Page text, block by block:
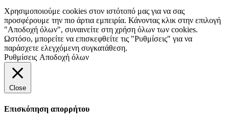
Χρησιμοποιούμε cookies στον ιστότοπό μας για να σας
προσφέρουμε την πιο άρτια εμπειρία. Κάνοντας κλικ στην επιλογή
"Αποδοχή όλων", συναινείτε στη χρήση όλων των cookies.
Ωστόσο, μπορείτε να επισκεφθείτε τις "Ρυθμίσεις" για να
παράσχετε ελεγχόμενη συγκατάθεση.
Ρυθμίσεις Αποδοχή όλων
Close
Επισκόπηση απορρήτου